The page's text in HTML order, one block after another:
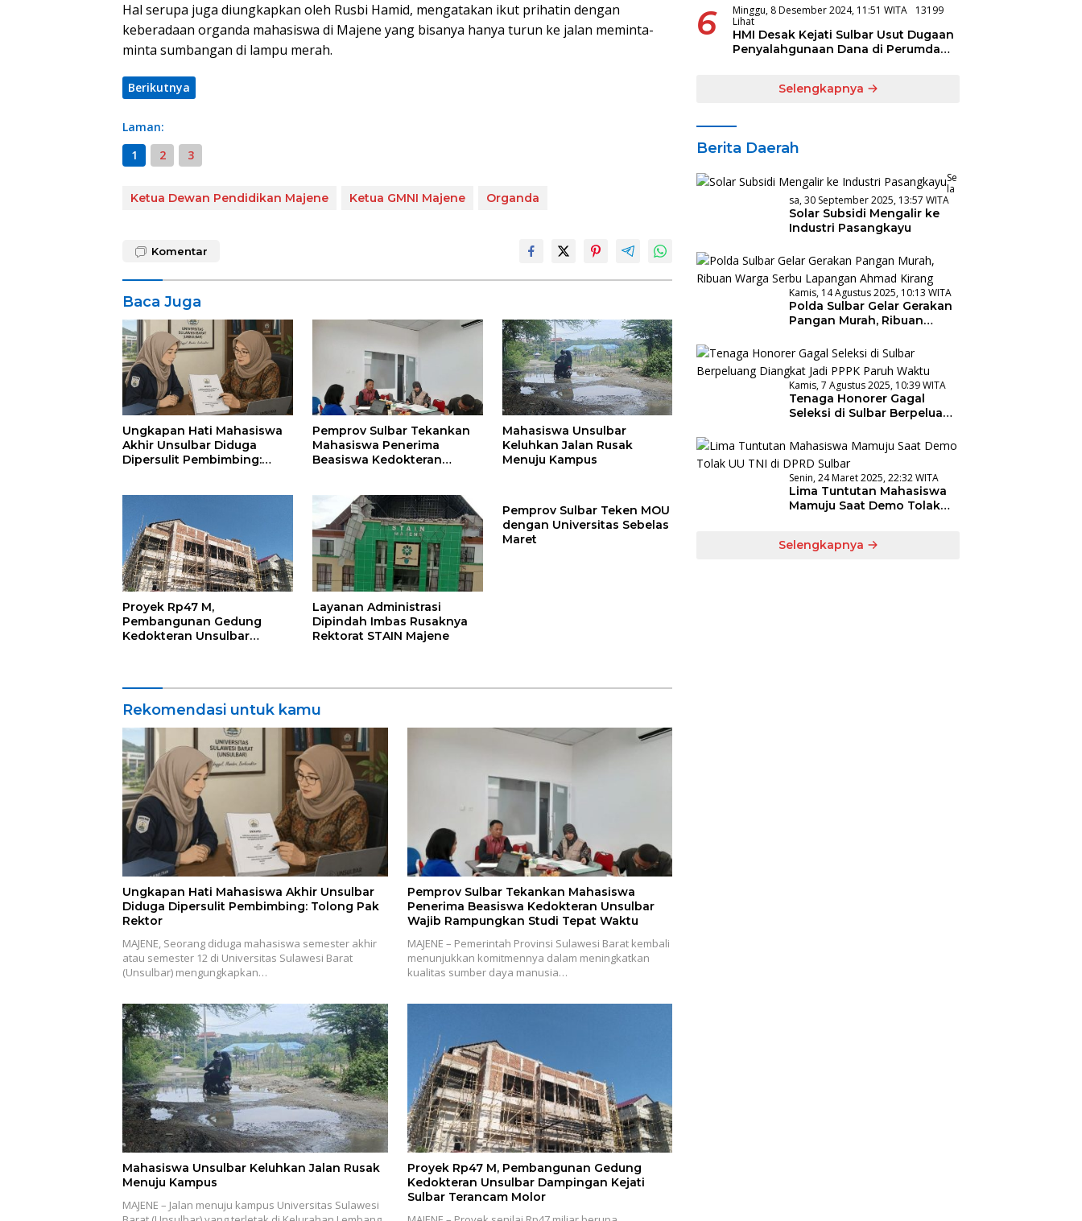
Hal serupa juga diungkapkan oleh Rusbi Hamid, mengatakan ikut prihatin dengan
keberadaan organda mahasiswa di Majene yang bisanya hanya turun ke jalan meminta-
minta sumbangan di lampu merah.
Berikutnya
Laman:
1
2 3
Ketua Dewan Pendidikan Majene Ketua GMNI Majene Organda
Komentar
Baca Juga
Ungkapan Hati Mahasiswa
Akhir Unsulbar Diduga
Dipersulit Pembimbing:
Pemprov Sulbar Tekankan
Mahasiswa Penerima
Beasiswa Kedokteran
Waktu
Mahasiswa Unsulbar
Keluhkan Jalan Rusak
Menuju Kampus
Proyek Rp47 M,
Pembangunan Gedung
Kedokteran Unsulbar
Layanan Administrasi
Dipindah Imbas Rusaknya
Rektorat STAIN Majene
Pemprov Sulbar Teken MOU
dengan Universitas Sebelas
Maret
Rekomendasi untuk kamu
Ungkapan Hati Mahasiswa Akhir Unsulbar
Diduga Dipersulit Pembimbing: Tolong Pak
Rektor
MAJENE, Seorang diduga mahasiswa semester akhir
atau semester 12 di Universitas Sulawesi Barat
(Unsulbar) mengungkapkan…
Pemprov Sulbar Tekankan Mahasiswa
Penerima Beasiswa Kedokteran Unsulbar
Wajib Rampungkan Studi Tepat Waktu
MAJENE – Pemerintah Provinsi Sulawesi Barat kembali
menunjukkan komitmennya dalam meningkatkan
kualitas sumber daya manusia…
Mahasiswa Unsulbar Keluhkan Jalan Rusak
Menuju Kampus
MAJENE – Jalan menuju kampus Universitas Sulawesi
Proyek Rp47 M, Pembangunan Gedung
Kedokteran Unsulbar Dampingan Kejati
Sulbar Terancam Molor
6 Minggu, 8 Desember 2024, 11:51 WITA
13199
Lihat
HMI Desak Kejati Sulbar Usut Dugaan
Penyalahgunaan Dana di Perumda
Selengkapnya
Berita Daerah
Se
La
Sa, 30 September 2025, 13:57 WITA
Solar Subsidi Mengalir ke
Industri Pasangkayu
Kamis, 14 Agustus 2025, 10:13 WITA
Polda Sulbar Gelar Gerakan
Pangan Murah, Ribuan
Ahmad Kirang
Kamis, 7 Agustus 2025, 10:39 WITA
Tenaga Honorer Gagal
Seleksi di Sulbar Berpeluang
Waktu
Senin, 24 Maret 2025, 22:32 WITA
Lima Tuntutan Mahasiswa
Mamuju Saat Demo Tolak
Selengkapnya